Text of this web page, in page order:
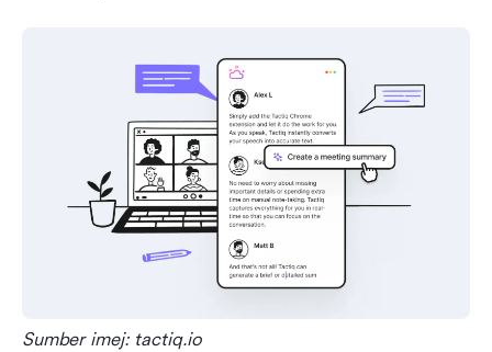
Sumber imej: tactiq.io